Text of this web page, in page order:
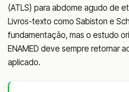
(ATLS) para abdome agudo de
Livros-texto como Sabiston e
fundamentação, mas o estudo
ENAMED deve sempre retornar
aplicado.